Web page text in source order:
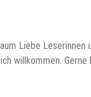
Liebe
willkommen.